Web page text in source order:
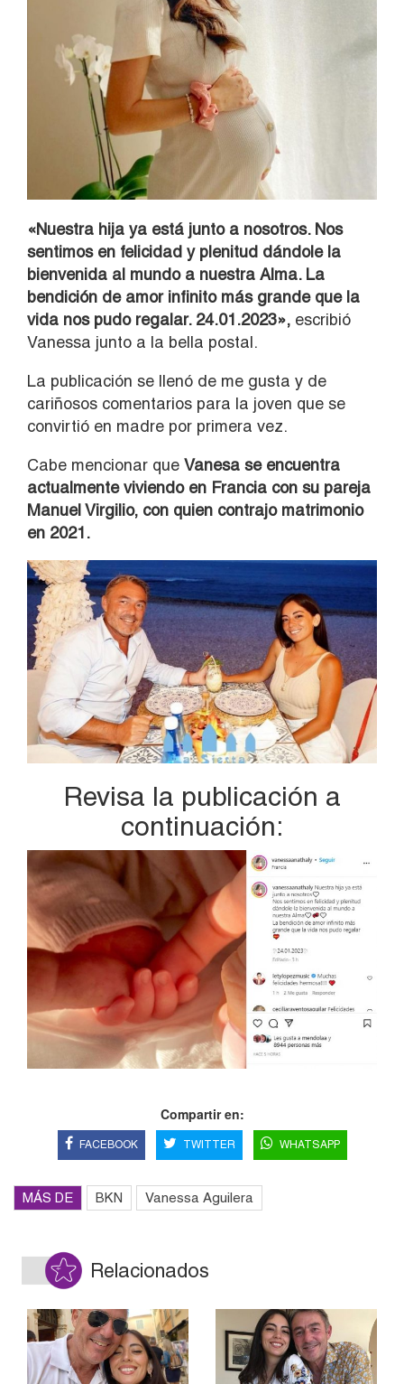
«Nuestra hija ya está junto a nosotros. Nos
sentimos en felicidad y plenitud dándole la
bienvenida al mundo a nuestra Alma. La
bendición de amor infinito más grande que la
vida nos pudo regalar. 24.01.2023», escribió
Vanessa junto a la bella postal.
La publicación se llenó de me gusta y de
cariñosos comentarios para la joven que se
convirtió en madre por primera vez.
Cabe mencionar que Vanesa se encuentra
actualmente viviendo en Francia con su pareja
Manuel Virgilio, con quien contrajo matrimonio
en 2021.
Revisa la publicación a
continuación:
Compartir en:
FACEBOOK TWITTER WHATSAPP
MÁS DE BKN Vanessa Aguilera
Relacionados